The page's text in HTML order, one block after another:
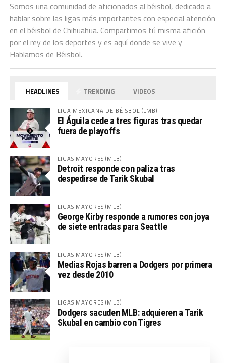
Somos una comunidad de aficionados al béisbol, dedicado a
hablar sobre las ligas más importantes con especial atención
en el béisbol de Chihuahua. Compartimos tú misma afición
por el rey de los deportes y es aquí donde se vive y
Hablamos de Béisbol.
HEADLINES TRENDING VIDEOS
LIGA MEXICANA DE BÉISBOL (LMB)
El Águila cede a tres figuras tras quedar
fuera de playoffs
LIGAS MAYORES (MLB)
Detroit responde con paliza tras
despedirse de Tarik Skubal
LIGAS MAYORES (MLB)
George Kirby responde a rumores con joya
de siete entradas para Seattle
LIGAS MAYORES (MLB)
Medias Rojas barren a Dodgers por primera
vez desde 2010
LIGAS MAYORES (MLB)
Dodgers sacuden MLB: adquieren a Tarik
Skubal en cambio con Tigres